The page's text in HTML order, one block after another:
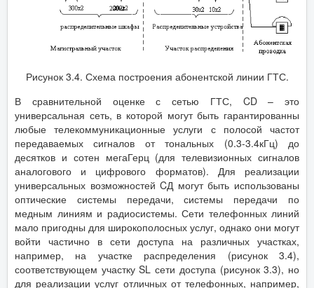
Рисунок 3.4. Схема построения абонентской линии ГТС.
В сравнительной оценке с сетью ГТС, CD – это
универсальная сеть, в которой могут быть гарантированны
любые телекоммуникационные услуги с полосой частот
передаваемых сигналов от тональных (0.3-3.4кГц) до
десятков и сотен мегаГерц (для телевизионных сигналов
аналогового и цифрового форматов). Для реализации
универсальных возможностей CД могут быть использованы
оптические системы передачи, системы передачи по
медным линиям и радиосистемы. Сети телефонных линий
мало пригодны для широкополосных услуг, однако они могут
войти частично в сети доступа на различных участках,
например, на участке распределения (рисунок 3.4),
соответствующем участку SL сети доступа (рисунок 3.3), но
для реализации услуг отличных от телефонных, например,